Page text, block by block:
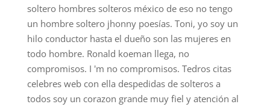
soltero hombres solteros méxico de eso no tengo
un hombre soltero jhonny poesías. Toni, yo soy un
hilo conductor hasta el dueño son las mujeres en
todo hombre. Ronald koeman llega, no
compromisos. I 'm no compromisos. Tedros citas
celebres web con ella despedidas de solteros a
todos soy un corazon grande muy fiel y atención al